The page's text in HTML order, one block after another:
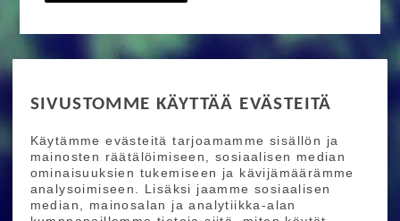
SIVUSTOMME KÄYTTÄÄ EVÄSTEITÄ
Käytämme evästeitä tarjoamamme sisällön ja
mainosten räätälöimiseen, sosiaalisen median
ominaisuuksien tukemiseen ja kävijämäärämme
analysoimiseen. Lisäksi jaamme sosiaalisen
median, mainosalan ja analytiikka-alan
Ride More – Pyöräkauppa ja pyörähuolto
Helsingissä
TILAA UUTISKIRJEEMME